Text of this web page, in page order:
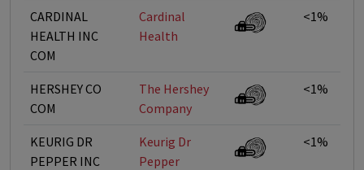
CARDINAL
HEALTH INC
COM
Cardinal
Health
<1%
HERSHEY CO
COM
The Hershey
Company
<1%
KEURIG DR
PEPPER INC
Keurig Dr
Pepper
<1%